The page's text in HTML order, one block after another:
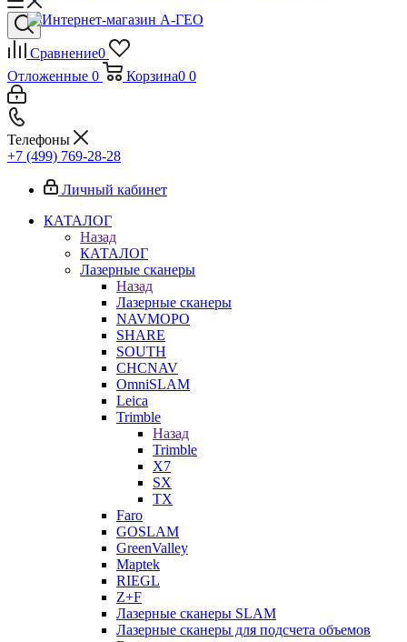
Сравнение0
Отложенные 0 Корзина0 0
Телефоны
+7 (499) 769-28-28
Личный кабинет
КАТАЛОГ
Назад
КАТАЛОГ
Лазерные сканеры
Назад
Лазерные сканеры
NAVMOPO
SHARE
SOUTH
CHCNAV
OmniSLAM
Leica
Trimble
Назад
Trimble
X7
SX
TX
Faro
GOSLAM
GreenValley
Maptek
RIEGL
Z+F
Лазерные сканеры SLAM
Лазерные сканеры для подсчета объемов